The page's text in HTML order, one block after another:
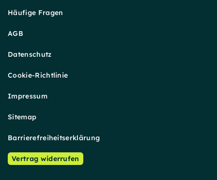
Häufige Fragen
AGB
Datenschutz
Cookie-Richtlinie
Impressum
Sitemap
Barrierefreiheitserklärung
Vertrag widerrufen